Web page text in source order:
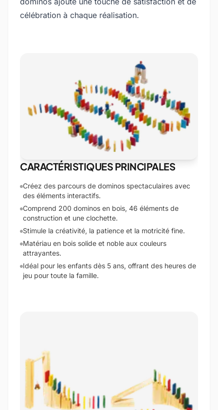
célébration à chaque réalisation.
CARACTÉRISTIQUES PRINCIPALES
Créez des parcours de dominos spectaculaires avec
des éléments interactifs.
Comprend 200 dominos en bois, 46 éléments de
construction et une clochette.
Stimule la créativité, la patience et la motricité fine.
Matériau en bois solide et noble aux couleurs
attrayantes.
Idéal pour les enfants dès 5 ans, offrant des heures de
jeu pour toute la famille.